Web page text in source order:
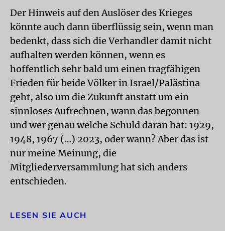
Der Hinweis auf den Auslöser des Krieges
könnte auch dann überflüssig sein, wenn man
bedenkt, dass sich die Verhandler damit nicht
aufhalten werden können, wenn es
hoffentlich sehr bald um einen tragfähigen
Frieden für beide Völker in Israel/Palästina
geht, also um die Zukunft anstatt um ein
sinnloses Aufrechnen, wann das begonnen
und wer genau welche Schuld daran hat: 1929,
1948, 1967 (…) 2023, oder wann? Aber das ist
nur meine Meinung, die
Mitgliederversammlung hat sich anders
entschieden.
LESEN SIE AUCH